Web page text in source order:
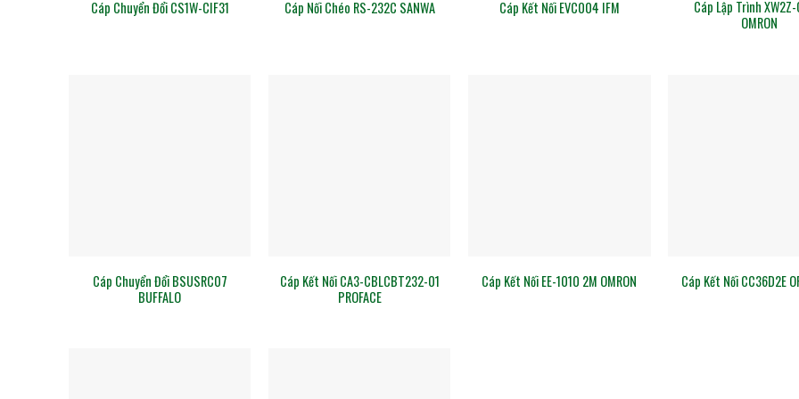
Cáp Chuyển Đổi CS1W-CIF31 Cáp Nối Chéo RS-232C SANWA Cáp Kết Nối EVC004 IFM
Cáp Lập Trình
OMRON
Cáp Chuyển Đổi BSUSRC07
BUFFALO
Cáp Kết Nối CA3-CBLCBT232-01
PROFACE
Cáp Kết Nối EE-1010 2M OMRON Cáp Kết Nối CC36D2E